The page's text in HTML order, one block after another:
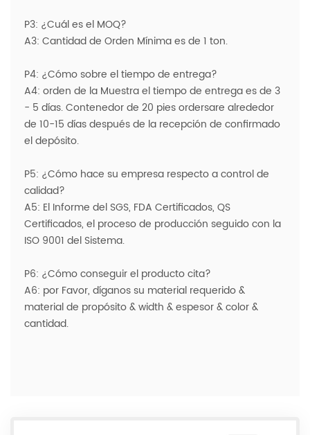
P3: ¿Cuál es el MOQ?
A3: Cantidad de Orden Mínima es de 1 ton.
P4: ¿Cómo sobre el tiempo de entrega?
A4: orden de la Muestra el tiempo de entrega es de 3
- 5 días. Contenedor de 20 pies ordersare alrededor
de 10-15 días después de la recepción de confirmado
el depósito.
P5: ¿Cómo hace su empresa respecto a control de
calidad?
A5: El Informe del SGS, FDA Certificados, QS
Certificados, el proceso de producción seguido con la
ISO 9001 del Sistema.
P6: ¿Cómo conseguir el producto cita?
A6: por Favor, díganos su material requerido &
material de propósito & width & espesor & color &
cantidad.